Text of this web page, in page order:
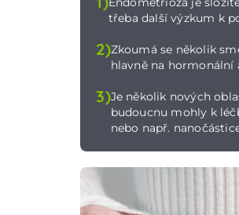
třeba další výzkum k
2)Zkoumá se několik
hlavně na hormonální
3)Je několik nových
budoucnu mohly k
nebo např.